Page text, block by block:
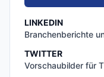
LINKEDIN
Branchenberichte
TWITTER
Vorschaubilder für